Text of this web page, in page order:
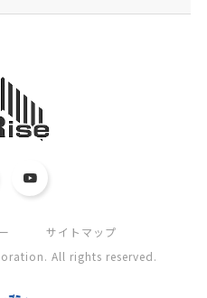
サイトマップ
All rights reserved.